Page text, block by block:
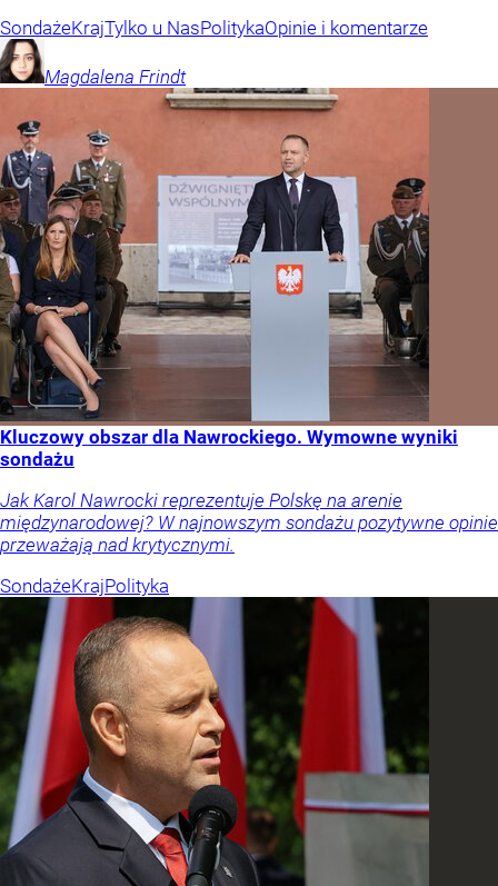
SondażeKrajTylko u NasPolitykaOpinie i komentarze
Magdalena Frindt
Kluczowy obszar dla Nawrockiego. Wymowne wyniki
sondażu
Jak Karol Nawrocki reprezentuje Polskę na arenie
międzynarodowej? W najnowszym sondażu pozytywne opinie
przeważają nad krytycznymi.
SondażeKrajPolityka